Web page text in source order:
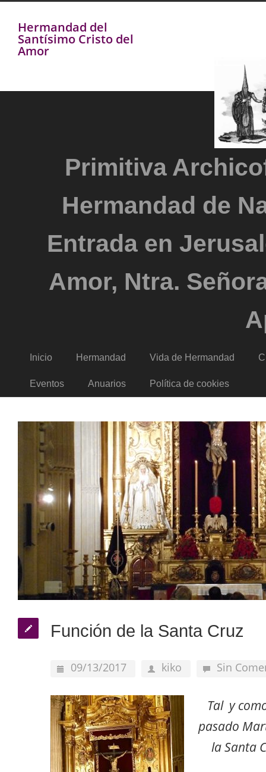
Hermandad del
Santísimo Cristo del
Amor
Primitiva
Hermandad de
Entrada en
Amor, Ntra.
Inicio Hermandad Vida de Hermandad
Eventos Anuarios Política de cookies
Función de la Santa Cruz
09/13/2017 kiko Sin
Tal y
pasado
la Santa